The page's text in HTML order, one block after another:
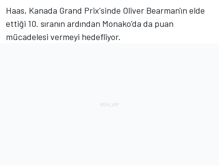
Haas, Kanada Grand Prix'sinde Oliver Bearman'ın elde
ettiği 10. sıranın ardından Monako'da da puan
mücadelesi vermeyi hedefliyor.